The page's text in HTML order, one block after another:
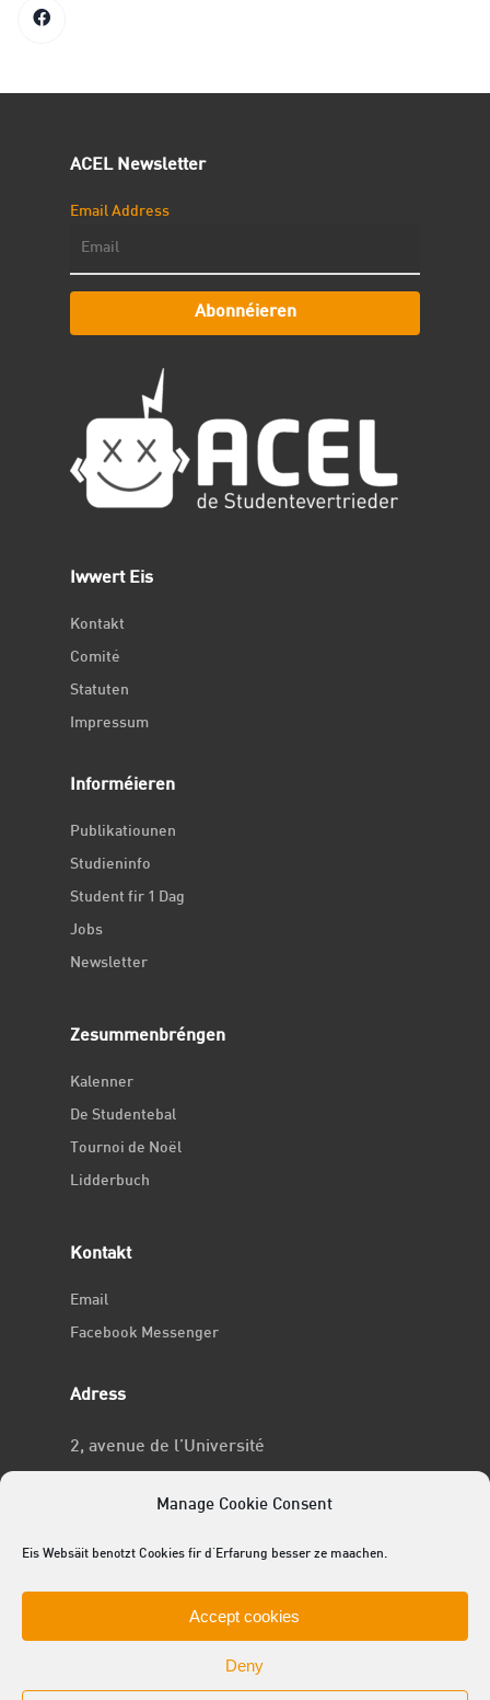
Manage Cookie Consent
Eis Websäit benotzt Cookies fir d'Erfarung besser ze maachen.
Accept cookies
Deny
ACEL Newsletter
Email Address
Abonnéieren
Iwwert Eis
Kontakt
Comité
Statuten
Impressum
Informéieren
Publikatiounen
Studieninfo
Student fir 1 Dag
Jobs
Newsletter
Zesummenbréngen
Kalenner
De Studentebal
Tournoi de Noël
Lidderbuch
Kontakt
Email
Facebook Messenger
Adress
2, avenue de l’Université
No RCSL